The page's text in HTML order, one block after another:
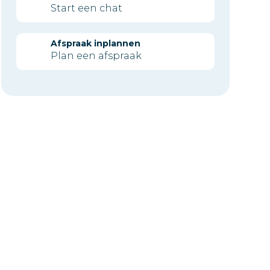
Start een chat
Afspraak inplannen
Plan een afspraak